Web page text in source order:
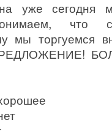
уже
что
мы